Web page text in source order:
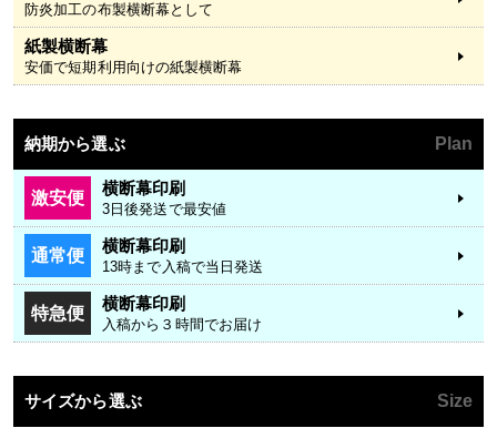
防炎加工の布製横断幕として
紙製横断幕
安価で短期利用向けの紙製横断幕
納期から選ぶ Plan
激安便 横断幕印刷
3日後発送で最安値
通常便 横断幕印刷
13時まで入稿で当日発送
特急便 横断幕印刷
入稿から３時間でお届け
サイズから選ぶ Size